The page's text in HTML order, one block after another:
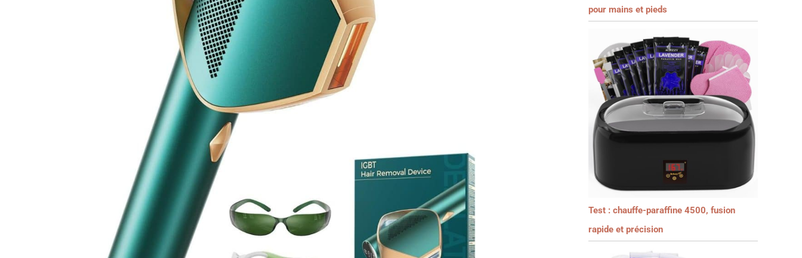
pour mains et pieds
Test : chauffe-paraffine 4500, fusion
rapide et précision